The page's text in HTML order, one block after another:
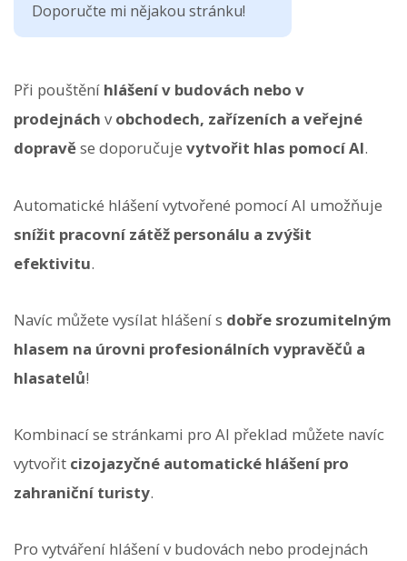
Doporučte mi nějakou stránku!
Při pouštění hlášení v budovách nebo v
prodejnách vobchodech, zařízeních a veřejné
dopravěse doporučuje vytvořit hlas pomocí AI.
Automatické hlášení vytvořené pomocí AI umožňuje
snížit pracovní zátěž personálu a zvýšit
efektivitu.
Navíc můžete vysílat hlášení s dobře srozumitelným
hlasem na úrovni profesionálních vypravěčů a
hlasatelů!
Kombinací se stránkami pro AI překlad můžete navíc
vytvořit cizojazyčné automatické hlášení pro
zahraniční turisty.
Pro vytváření hlášení v budovách nebo prodejnách